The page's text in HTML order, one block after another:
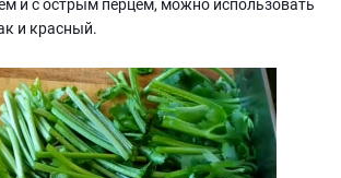
и красный.